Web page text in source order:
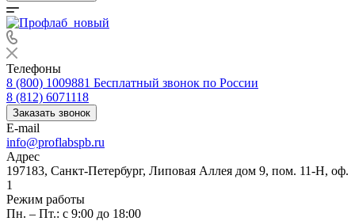
Телефоны
8 (800) 1009881 Бесплатный звонок по России
8 (812) 6071118
Заказать звонок
E-mail
info@proflabspb.ru
Адрес
197183, Санкт-Петербург, Липовая Аллея дом 9, пом. 11-Н, оф.
1
Режим работы
Пн. – Пт.: с 9:00 до 18:00